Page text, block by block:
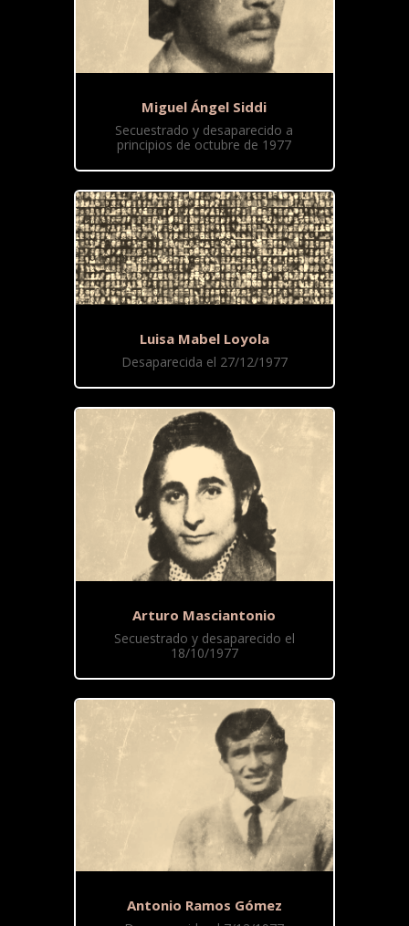
Miguel Ángel Siddi
Secuestrado y desaparecido a
principios de octubre de 1977
Luisa Mabel Loyola
Desaparecida el 27/12/1977
Arturo Masciantonio
Secuestrado y desaparecido el
18/10/1977
Antonio Ramos Gómez